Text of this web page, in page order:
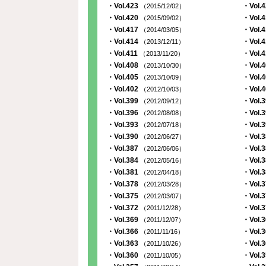
・Vol.423 （2015/12/02）
・
・Vol.420
（2015/09/02）
・
・Vol.417
（2014/03/05）
・
・Vol.414
（2013/12/11）
・
・Vol.411
（2013/11/20）
・
・Vol.408
（2013/10/30）
・
・Vol.405
（2013/10/09）
・
・Vol.402
（2012/10/03）
・
・Vol.399
（2012/09/12）
・
・Vol.396
（2012/08/08）
・
・Vol.393
（2012/07/18）
・
・Vol.390
（2012/06/27）
・
・Vol.387
（2012/06/06）
・
・Vol.384
（2012/05/16）
・
・Vol.381
（2012/04/18）
・
・Vol.378
（2012/03/28）
・
・Vol.375
（2012/03/07）
・
・Vol.372
（2011/12/28）
・
・Vol.369
（2011/12/07）
・
・Vol.366
（2011/11/16）
・
・Vol.363
（2011/10/26）
・
・Vol.360
（2011/10/05）
・